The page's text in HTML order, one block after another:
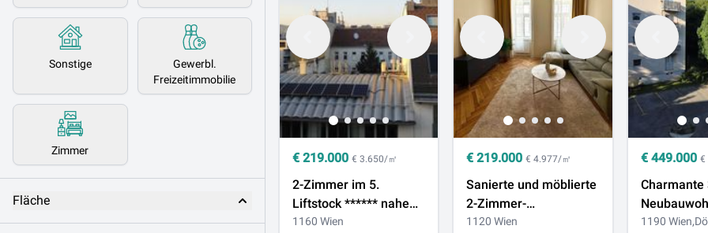
Sonstige
Gewerbl.
Freizeitimmobilie
Zimmer
Fläche
€ 219.000 € 3.650/㎡
2-Zimmer im 5.
Liftstock ****** nahe
Brunnen Markt ***
1160 Wien
€219.000 € 4.977/㎡
Sanierte und möblierte
2-Zimmer-
Eigentumswohnung im
1120 Wien
€ 449.000 €
Balkon im
1190